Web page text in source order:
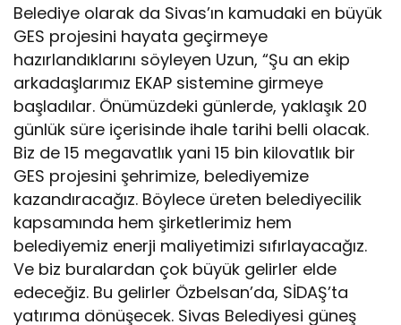
Belediye olarak da Sivas’ın kamudaki en büyük
GES projesini hayata geçirmeye
hazırlandıklarını söyleyen Uzun, “Şu an ekip
arkadaşlarımız EKAP sistemine girmeye
başladılar. Önümüzdeki günlerde, yaklaşık 20
günlük süre içerisinde ihale tarihi belli olacak.
Biz de 15 megavatlık yani 15 bin kilovatlık bir
GES projesini şehrimize, belediyemize
kazandıracağız. Böylece üreten belediyecilik
kapsamında hem şirketlerimiz hem
belediyemiz enerji maliyetimizi sıfırlayacağız.
Ve biz buralardan çok büyük gelirler elde
edeceğiz. Bu gelirler Özbelsan’da, SİDAŞ’ta
yatırıma dönüşecek. Sivas Belediyesi güneş